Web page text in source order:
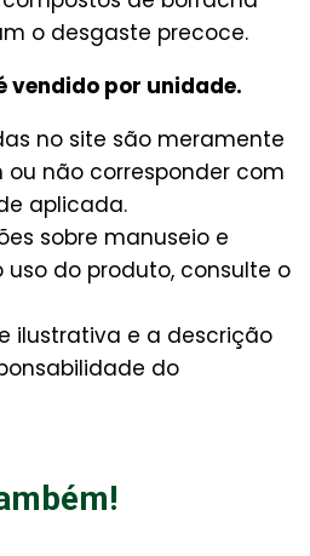
o desgaste precoce.
vendido por unidade.
no site são meramente
não corresponder com
aplicada.
sobre manuseio e
do produto, consulte o
ilustrativa e a descrição
do